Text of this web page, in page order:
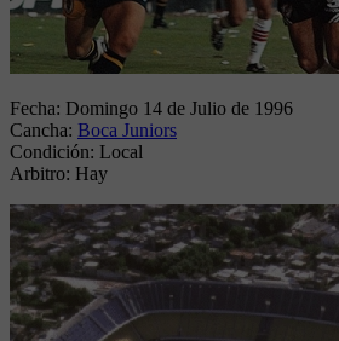
Fecha: Domingo 14 de Julio de 1996
Cancha: Boca Juniors
Condición: Local
Arbitro: Hay